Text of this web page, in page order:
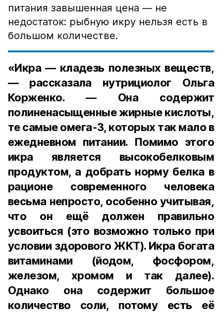
питания завышенная цена — не
недостаток: рыбную икру нельзя есть в
большом количестве.
«Икра — кладезь полезных веществ,
— рассказала нутрициолог Ольга
Корженко. — Она содержит
полиненасыщенные жирные кислоты,
те самые омега-3, которых так мало в
ежедневном питании. Помимо этого
икра является высокобелковым
продуктом, а добрать норму белка в
рационе современного человека
весьма непросто, особенно учитывая,
что он ещё должен правильно
усвоиться (это возможно только при
условии здорового ЖКТ). Икра богата
витаминами (йодом, фосфором,
железом, хромом и так далее).
Однако она содержит большое
количество соли, потому есть её